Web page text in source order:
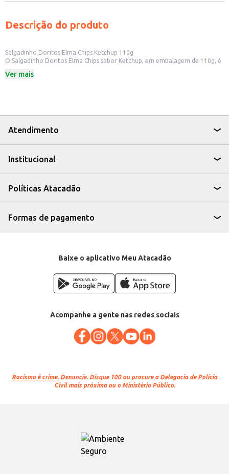
Descrição do produto
Salgadinho Doritos Elma Chips Ketchup 110g
O Salgadinho Doritos Elma Chips sabor Ketchup, em embalagem de 110g, é
busca um snack com o sabor marcante do ketchup, este produto é perfeito
Uma boa opção para revenda em pequenos comércios.
Pode ser consumido em casa, no trabalho ou em viagens.
Com o Salgadinho Doritos Elma Chips Ketchup, você tem a combinação
Ver mais
Atendimento
Institucional
Políticas Atacadão
Formas de pagamento
Baixe o aplicativo Meu Atacadão
Acompanhe a gente nas redes sociais
Racismo é crime. Denuncie. Disque 100 ou procure a Delegacia de Polícia
Civil mais próxima ou o Ministério Público.